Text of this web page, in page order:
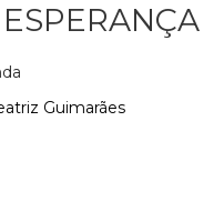
Guimarães